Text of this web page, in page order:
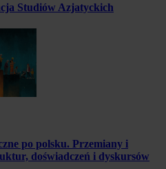
Studiów Azjatyckich
po polsku. Przemiany i
doświadczeń i dyskursów